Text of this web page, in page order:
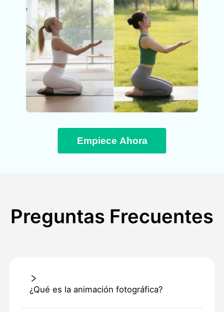
Empiece Ahora
Preguntas Frecuentes
¿Qué es la animación fotográfica?